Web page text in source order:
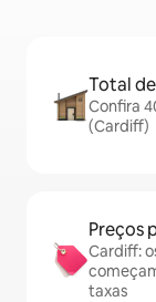
Total
Confira
(Cardiff)
Preços
Cardiff:
taxas